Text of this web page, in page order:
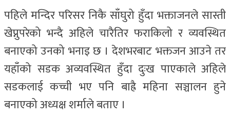
पहिले मन्दिर परिसर निकै साँघुरो हुँदा भक्ताजनले सास्ती
खेप्नुपरेको भन्दै अहिले चारैतिर फराकिलो र व्यवस्थित
बनाएको उनको भनाइ छ । देशभरबाट भक्तजन आउने तर
यहाँको सडक अव्यवस्थित हुँदा दुःख पाएकाले अहिले
सडकलाई कच्ची भए पनि बाह्रै महिना सञ्चालन हुने
बनाएको अध्यक्ष शर्माले बताए ।